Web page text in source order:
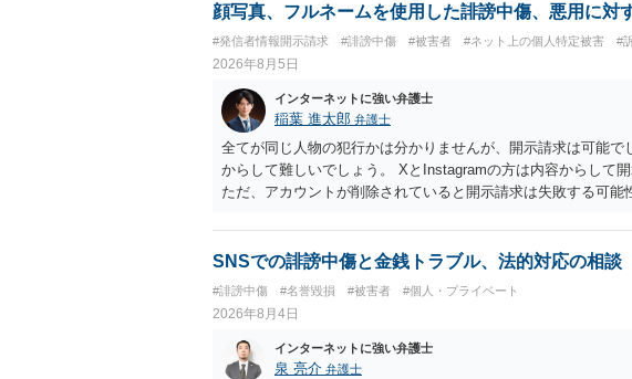
顔写真、フルネームを使用した誹謗中傷、悪用に対
#発信者情報開示請求 #誹謗中傷 #被害者 #ネット上の個人特定被害 #
2026年8月5日
インターネットに強い弁護士
稲葉 進太郎 弁護士
全てが同じ人物の犯行かは分かりませんが、開示請求は可能
からして難しいでしょう。 XとInstagramの方は内容からして
ただ、アカウントが削除されていると開示請求は失敗する可
相手に全ての弁護士費用を負担させることは可能でしょうか
せることができるでしょう。訴訟で判決となった場合は、実
SNSでの誹謗中傷と金銭トラブル、法的対応の相談
#誹謗中傷 #名誉毀損 #被害者 #個人・プライベート
2026年8月4日
インターネットに強い弁護士
泉 亮介 弁護士